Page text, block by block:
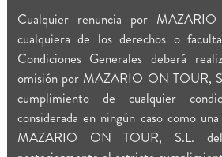
Cualquier renuncia por
cualquiera de los derechos o
Condiciones Generales deberá
omisión por MAZARIO ON TOUR,
cumplimiento de cualquier
considerada en ningún caso como
MAZARIO ON TOUR, S.L.